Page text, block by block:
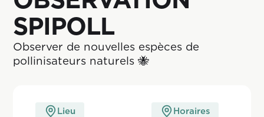
SPIPOLL
Observer de nouvelles espèces de
pollinisateurs naturels 🐝
Lieu
Horaires